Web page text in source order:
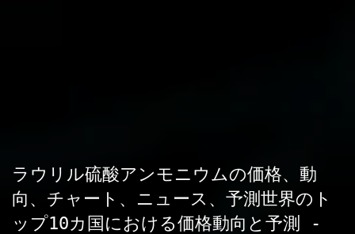
ラウリル硫酸アンモニウムの価格、動
向、チャート、ニュース、予測世界のト
ップ10カ国における価格動向と予測 -